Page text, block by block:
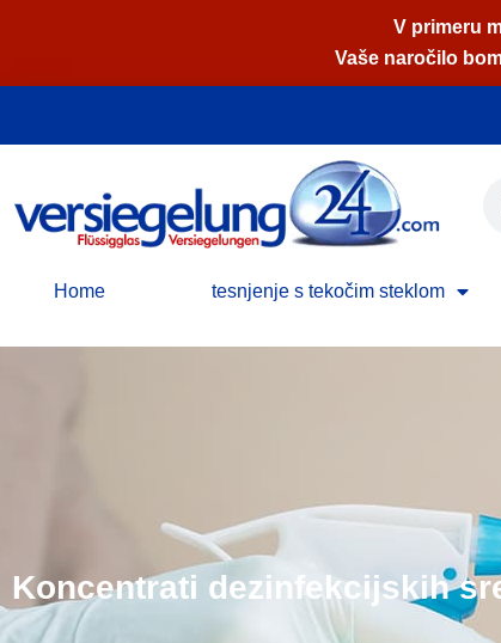
V primeru
Vaše naročilo
Home tesnjenje s tekočim steklom
Koncentrati dezinfekcijskih